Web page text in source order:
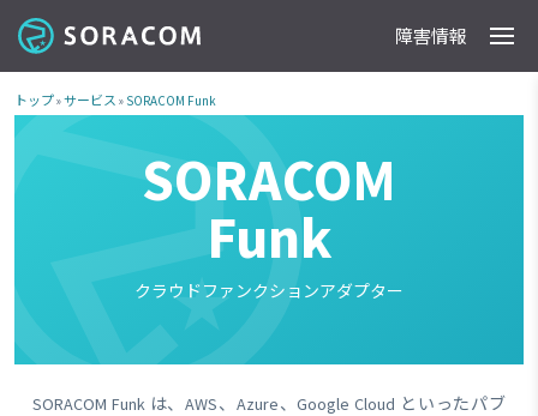
製品
事例
料金
ドキュメント
導入支援
IoTストア
最新情報 障害情報
トップ»サービス » SORACOM Funk
SORACOM
Funk
クラウドファンクションアダプター
SORACOM Funk は、AWS、Azure、Google Cloud といったパブ